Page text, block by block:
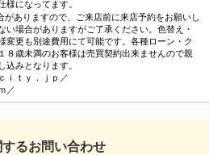
様になってます。
ありますので、ご来店前に来店予約をお願いし
い場合がありますがご了承ください。色替え・
変更も別途費用にて可能です。各種ローン・ク
８歳未満のお客様は売買契約出来ませんので親
込みとなります。
ｉｔｙ．ｊｐ／
／
るお問い合わせ